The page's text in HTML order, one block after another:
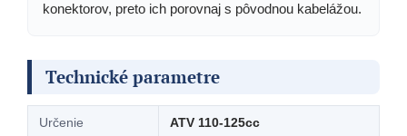
konektorov, preto ich porovnaj s pôvodnou kabelážou.
Technické parametre
Určenie ATV 110-125cc